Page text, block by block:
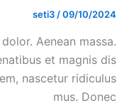
seti3 /09/10/2024
Aenean massa.
et magnis dis
nascetur ridiculus
mus. Donec